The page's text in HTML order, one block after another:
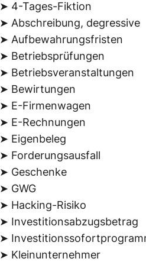
➤ 4-Tages-Fiktion
➤ Abschreibung, degressive
➤ Aufbewahrungsfristen
➤ Betriebsprüfungen
➤ Betriebsveranstaltungen
➤ Bewirtungen
➤ E-Firmenwagen
➤ E-Rechnungen
➤ Eigenbeleg
➤ Forderungsausfall
➤ Geschenke
➤ GWG
➤ Hacking-Risiko
➤ Investitionsabzugsbetrag
➤
➤ Kleinunternehmer